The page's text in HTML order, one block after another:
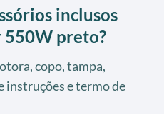
inclusos
preto?
copo, tampa,
instruções e termo de